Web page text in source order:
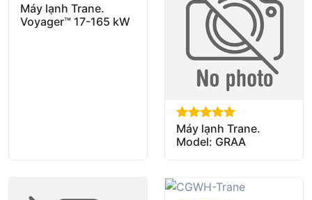
out of 5
Máy lạnh Trane.
Voyager™ 17-165 kW
out of 5
Máy lạnh Trane.
Model: GRAA